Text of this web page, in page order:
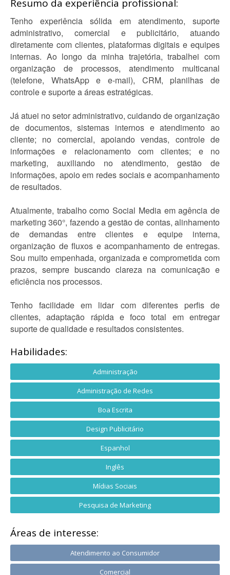
Resumo da experiência profissional:
Tenho experiência sólida em atendimento, suporte
administrativo, comercial e publicitário, atuando
diretamente com clientes, plataformas digitais e equipes
internas. Ao longo da minha trajetória, trabalhei com
organização de processos, atendimento multicanal
(telefone, WhatsApp e e-mail), CRM, planilhas de
controle e suporte a áreas estratégicas.
Já atuei no setor administrativo, cuidando de organização
de documentos, sistemas internos e atendimento ao
cliente; no comercial, apoiando vendas, controle de
informações e relacionamento com clientes; e no
marketing, auxiliando no atendimento, gestão de
informações, apoio em redes sociais e acompanhamento
de resultados.
Atualmente, trabalho como Social Media em agência de
marketing 360°, fazendo a gestão de contas, alinhamento
de demandas entre clientes e equipe interna,
organização de fluxos e acompanhamento de entregas.
Sou muito empenhada, organizada e comprometida com
prazos, sempre buscando clareza na comunicação e
eficiência nos processos.
Tenho facilidade em lidar com diferentes perfis de
clientes, adaptação rápida e foco total em entregar
suporte de qualidade e resultados consistentes.
Habilidades:
Administração
Administração de Redes
Boa Escrita
Design Publicitário
Espanhol
Inglês
Mídias Sociais
Pesquisa de Marketing
Áreas de interesse:
Atendimento ao Consumidor
Comercial